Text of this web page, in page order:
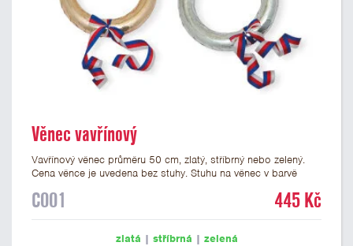
Věnec vavřínový
Vavřínový věnec průměru 50 cm, zlatý, stříbrný nebo zelený.
Cena věnce je uvedena bez stuhy. Stuhu na věnec v barvě
C001 445 Kč
zlatá | stříbrná | zelená